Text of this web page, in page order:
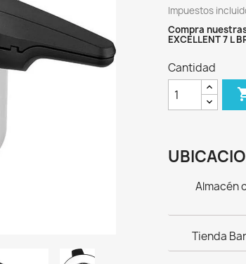
Impuestos
Compra
EXCELLENT 7 L
Cantidad
Almacén
Tienda